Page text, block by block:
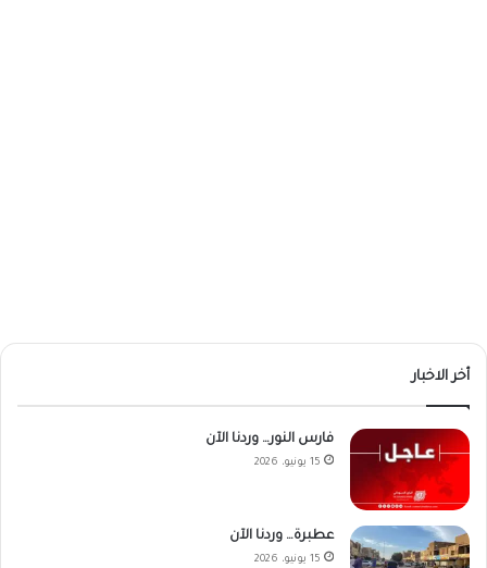
أخر الاخبار
فارس النور… وردنا الآن
15 يونيو، 2026
عطبرة… وردنا الآن
15 يونيو، 2026